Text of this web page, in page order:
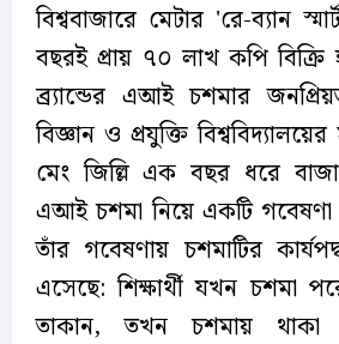
বিশ্ববাজারে মেটার 'রে-ব্যান
বছরই প্রায় ৭০ লাখ কপি বিক্রি
ব্র্যান্ডের এআই চশমার
বিজ্ঞান ও প্রযুক্তি
মেং জিল্লি এক বছর ধরে
এআই চশমা নিয়ে একটি গবেষণা
তাঁর গবেষণায় চশমাটির
এসেছে: শিক্ষার্থী যখন চশমা
তাকান, তখন চশমায় থাকা